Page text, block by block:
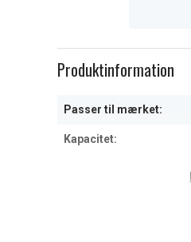
of
Produktinformation
Passer til mærket:
Kapacitet: